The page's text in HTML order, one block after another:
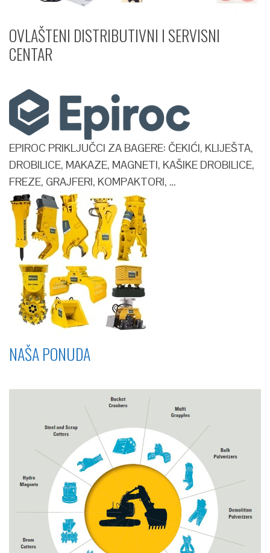
OVLAŠTENI DISTRIBUTIVNI I SERVISNI
CENTAR​
EPIROC PRIKLJUČCI ZA BAGERE: ČEKIĆI, KLIJEŠTA,
DROBILICE, MAKAZE, MAGNETI, KAŠIKE DROBILICE,
FREZE, GRAJFERI, KOMPAKTORI, …
NAŠA PONUDA